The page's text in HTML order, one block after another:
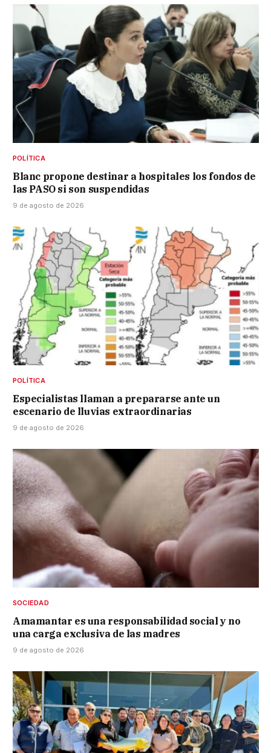
POLÍTICA
Blanc propone destinar a hospitales los fondos de
las PASO si son suspendidas
9 de agosto de 2026
POLÍTICA
Especialistas llaman a prepararse ante un
escenario de lluvias extraordinarias
9 de agosto de 2026
SOCIEDAD
Amamantar es una responsabilidad social y no
una carga exclusiva de las madres
9 de agosto de 2026